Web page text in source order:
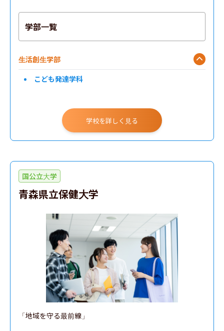
学部一覧
生活創生学部
こども発達学科
学校を詳しく見る
国公立大学
青森県立保健大学
「地域を守る最前線」